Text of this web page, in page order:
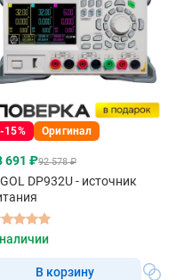
-15% Оригинал
691 ₽92 578 ₽
DP932U - источник
В корзину